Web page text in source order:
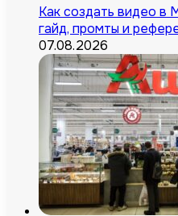
Как создать видео в
гайд, промты и
07.08.2026